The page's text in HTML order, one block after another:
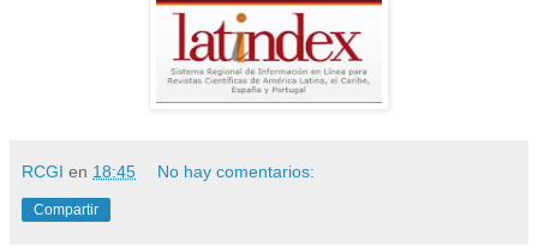
RCGI en 18:45 No hay comentarios:
Compartir